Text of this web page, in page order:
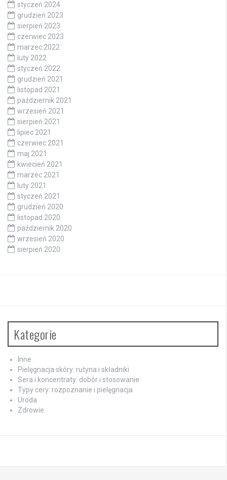
styczeń 2024
grudzień 2023
sierpień 2023
czerwiec 2023
marzec 2022
luty 2022
styczeń 2022
grudzień 2021
listopad 2021
październik 2021
wrzesień 2021
sierpień 2021
lipiec 2021
czerwiec 2021
maj 2021
kwiecień 2021
marzec 2021
luty 2021
styczeń 2021
grudzień 2020
listopad 2020
październik 2020
wrzesień 2020
sierpień 2020
Kategorie
Inne
Pielęgnacja skóry: rutyna i składniki
Sera i koncentraty: dobór i stosowanie
Typy cery: rozpoznanie i pielęgnacja
Uroda
Zdrowie